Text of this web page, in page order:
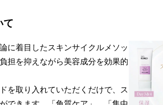
て
に着目したスキンサイクルメソッ
担を抑えながら美容成分を効果的
を取り入れていただくだけで、ス